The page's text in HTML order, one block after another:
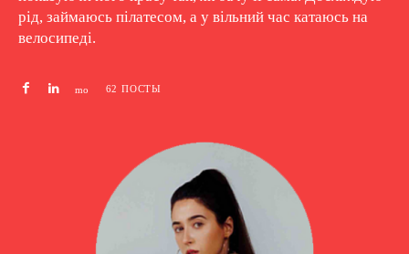
рід, займаюсь пілатесом, а у вільний час катаюсь на
велосипеді.
62 ПОСТЫ